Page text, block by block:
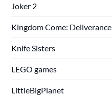
Joker 2
Kingdom Come: Deliverance
Knife Sisters
LEGO games
LittleBigPlanet